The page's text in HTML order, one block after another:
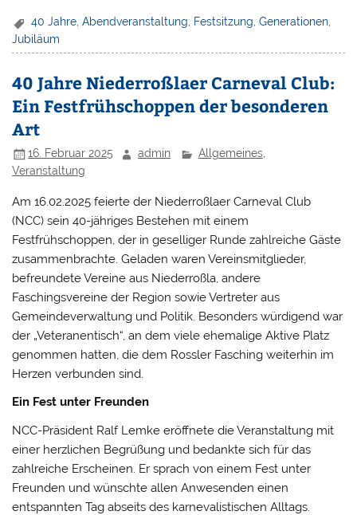
40 Jahre ,Abendveranstaltung Festsitzung ,Generationen
Jubiläum
40 Jahre Niederroßlaer Carneval Club:
Ein Festfrühschoppen der besonderen
Art
16. Februar 2025 admin Allgemeines,
Veranstaltung
Am 16.02.2025 feierte der Niederroßlaer Carneval Club
(NCC) sein 40-jähriges Bestehen mit einem
Festfrühschoppen, der in geselliger Runde zahlreiche Gäste
zusammenbrachte. Geladen waren Vereinsmitglieder,
befreundete Vereine aus Niederroßla, andere
Faschingsvereine der Region sowie Vertreter aus
Gemeindeverwaltung und Politik. Besonders würdigend war
der „Veteranentisch“, an dem viele ehemalige Aktive Platz
genommen hatten, die dem Rossler Fasching weiterhin im
Herzen verbunden sind.
Ein Fest unter Freunden
NCC-Präsident Ralf Lemke eröffnete die Veranstaltung mit
einer herzlichen Begrüßung und bedankte sich für das
zahlreiche Erscheinen. Er sprach von einem Fest unter
Freunden und wünschte allen Anwesenden einen
entspannten Tag abseits des karnevalistischen Alltags.